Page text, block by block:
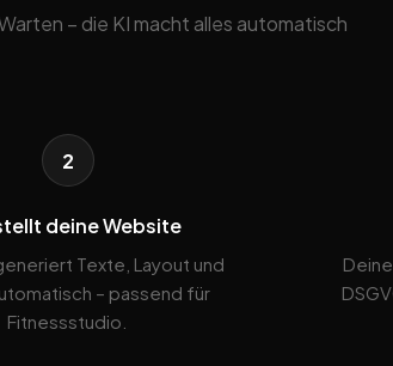
– die KI macht alles automatisch
2
deine Website
Texte, Layout und
– passend für
Fitnessstudio.